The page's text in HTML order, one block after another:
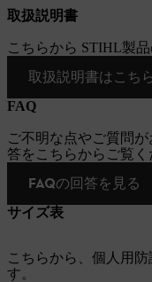
取扱説明書
こちらから STIHL製
取扱説明書はこち
FAQ
ご不明な点やご質問
答をこちらからご覧く
FAQの回答を見る
サイズ表
こちらから、個人用
す。